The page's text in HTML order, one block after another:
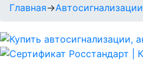
Главная→Автосигнализации